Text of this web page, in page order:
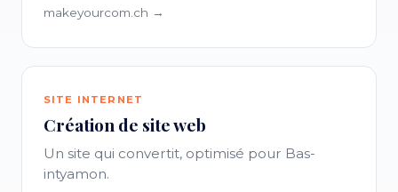
makeyourcom.ch →
SITE INTERNET
Création de site web
Un site qui convertit, optimisé pour Bas-
intyamon.